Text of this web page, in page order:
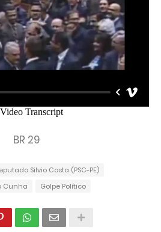
BR 29
Silvio Costa (PSC-PE)
Cunha Golpe Político